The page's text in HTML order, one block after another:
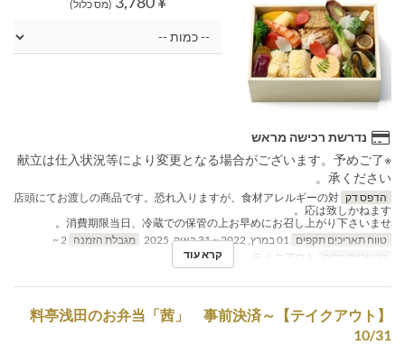
(מס כלול)
נדרשת רכישה מראש
※献立は仕入状況等により変更となる場合がございます。予めご了
承ください。
הדפס דק 店頭にてお渡しの商品です。恐れ入りますが、食材アレルギーの対
応は致しかねます。
消費期限当日、冷蔵での保管の上お早めにお召し上がり下さいませ。
טווח תאריכים תקפים
מגבלת הזמנה 2 ~
קטגוריית מקום
קרא עוד
【テイクアウト】料亭浅田のお弁当「茜」 事前決済～
10/31